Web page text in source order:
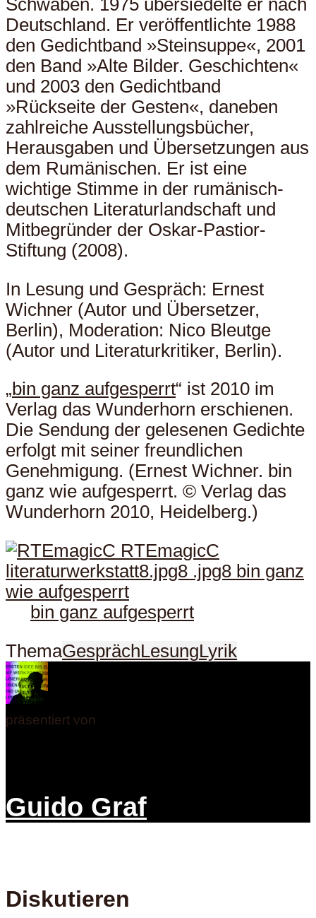
Schwaben. 1975 übersiedelte er nach
Deutschland. Er veröffentlichte 1988
den Gedichtband »Steinsuppe«, 2001
den Band »Alte Bilder. Geschichten«
und 2003 den Gedichtband
»Rückseite der Gesten«, daneben
zahlreiche Ausstellungsbücher,
Herausgaben und Übersetzungen aus
dem Rumänischen. Er ist eine
wichtige Stimme in der rumänisch-
deutschen Literaturlandschaft und
Mitbegründer der Oskar-Pastior-
Stiftung (2008).
In Lesung und Gespräch: Ernest
Wichner (Autor und Übersetzer,
Berlin), Moderation: Nico Bleutge
(Autor und Literaturkritiker, Berlin).
„bin ganz aufgesperrt“ ist 2010 im
Verlag das Wunderhorn erschienen.
Die Sendung der gelesenen Gedichte
erfolgt mit seiner freundlichen
Genehmigung. (Ernest Wichner. bin
ganz wie aufgesperrt. © Verlag das
Wunderhorn 2010, Heidelberg.)
bin ganz aufgesperrt
ThemaGesprächLesungLyrik
präsentiert von
Guido Graf
Diskutieren